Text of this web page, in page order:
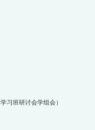
习班研讨会学组会）